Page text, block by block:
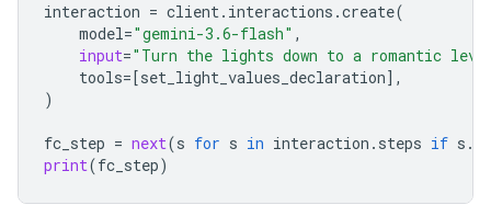
interaction = client. interactions .create(
model="gemini-3.6-flash" ,
input="Turn the lights down to a romantic
tools= [set_light_values_declaration],
)
fc_step = next(s for s in interaction . steps if s .
print(fc_step)